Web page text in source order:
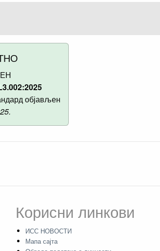
објављен
Корисни линкови
ИСС НОВОСТИ
Мапа сајта